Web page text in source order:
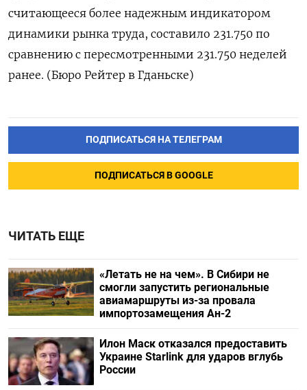
считающееся более надежным индикатором
динамики рынка труда, составило 231.750 по
сравнению с пересмотренными ​​231.750 неделей
ранее. (Бюро Рейтер в Гданьске)
ПОДПИСАТЬСЯ НА ТЕЛЕГРАМ
ПОДПИСАТЬСЯ В GOOGLE
ЧИТАТЬ ЕЩЕ
«Летать не на чем». В Сибири не
смогли запустить региональные
авиамаршруты из-за провала
импортозамещения Ан-2
Илон Маск отказался предоставить
Украине Starlink для ударов вглубь
России